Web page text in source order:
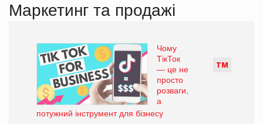
Маркетинг та продажі
ТМ
Чому
ТікТок
— це не
просто
розваги,
а
потужний інструмент для бізнесу